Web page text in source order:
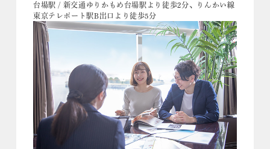
台場駅 / 新交通ゆりかもめ台場駅より徒歩2分、りんかい線
東京テレポート駅B出口より徒歩5分